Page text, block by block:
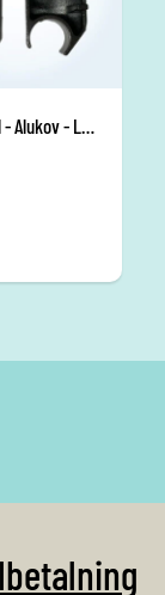
Reservdel - Alukov - Lock för skjutdörr Höger